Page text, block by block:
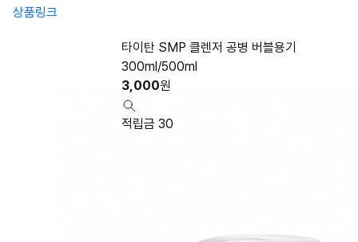
상품링크
타이탄 SMP 클렌저 공병 버블용기
300ml/500ml
3,000원
적립금 30